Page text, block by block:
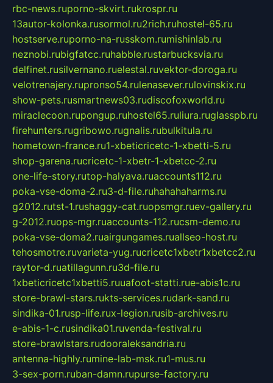
rbc-news.ruporno-skvirt.rukrospr.ru
13autor-kolonka.rusormol.ru2rich.ruhostel-65.ru
hostserve.ruporno-na-russkom.rumishinlab.ru
neznobi.rubigfatcc.ruhabble.rustarbucksvia.ru
delfinet.rusilvernano.ruelestal.ruvektor-doroga.ru
velotrenajery.rupronso54.rulenasever.rulovinskix.ru
show-pets.rusmartnews03.rudiscofoxworld.ru
miraclecoon.rupongup.ruhostel65.ruliura.ruglasspb.ru
firehunters.rugribowo.rugnalis.rubulkitula.ru
hometown-france.ru1-xbeticricetc-1-xbetti-5.ru
shop-garena.rucricetc-1-xbetr-1-xbetcc-2.ru
one-life-story.rutop-halyava.ruaccounts112.ru
poka-vse-doma-2.ru3-d-file.ruhahahaharms.ru
g2012.rutst-1.rushaggy-cat.ruopsmgr.ruev-gallery.ru
g-2012.ruops-mgr.ruaccounts-112.rucsm-demo.ru
poka-vse-doma2.ruairgungames.ruallseo-host.ru
tehosmotre.ruvarieta-yug.rucricetc1xbetr1xbetcc2.ru
raytor-d.ruatillagunn.ru3d-file.ru
1xbeticricetc1xbetti5.ruuafoot-statti.rue-abis1c.ru
store-brawl-stars.rukts-services.rudark-sand.ru
sindika-01.rusp-life.rux-legion.rusib-archives.ru
e-abis-1-c.rusindika01.ruvenda-festival.ru
store-brawlstars.rudooraleksandria.ru
antenna-highly.rumine-lab-msk.ru1-mus.ru
3-sex-porn.ruban-damn.rupurse-factory.ru